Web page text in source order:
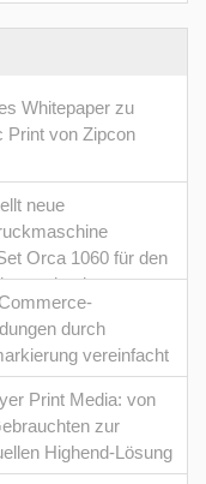
Whitepaper zu
Print von Zipcon
neue
Orca 1060 für den
vor
durch
vereinfacht
Print Media: von
zur
Highend-Lösung